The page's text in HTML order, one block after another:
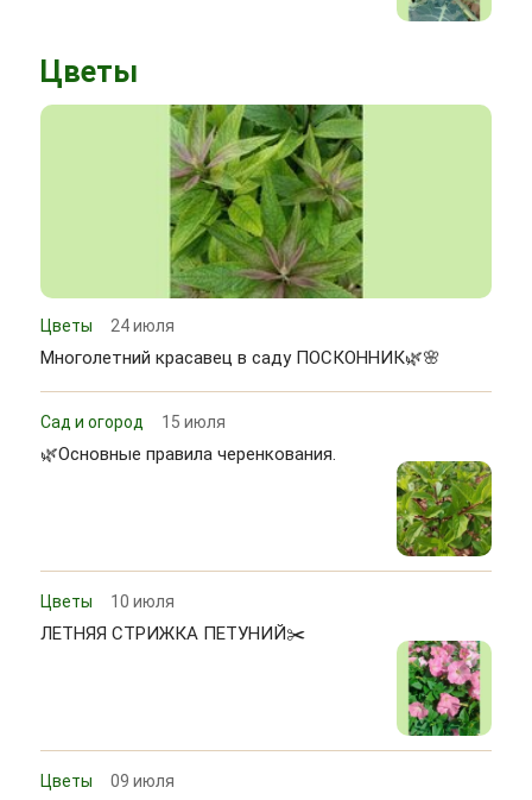
Цветы
Цветы 24 июля
Многолетний красавец в саду ПОСКОННИК🌿🌸
Сад и огород 15 июля
🌿Основные правила черенкования.
Цветы 10 июля
ЛЕТНЯЯ СТРИЖКА ПЕТУНИЙ✂️
Цветы 09 июля